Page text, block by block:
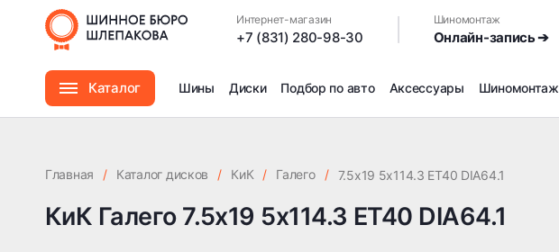
Интернет-магазин
+7 (831) 280-98-30
Шиномонтаж
Онлайн-запись ➔
Каталог Шины Диски Подбор по авто Аксессуары Шиномонтаж
Сезонное хранение
КиК Галего 7.5x19 5x114.3 ET40 DIA64.1
Главная / Каталог дисков / КиК / Галего / 7.5x19 5x114.3 ET40 DIA64.1
КиК Галего 7.5x19 5x114.3 ET40 DIA64.1